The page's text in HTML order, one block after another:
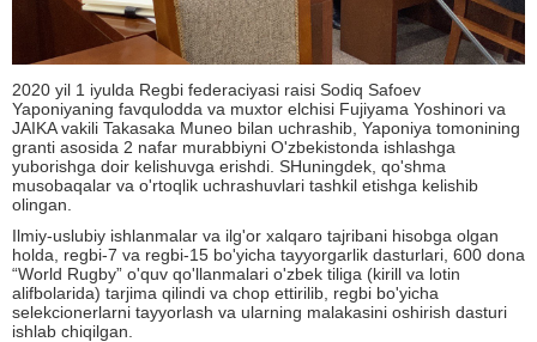
2020 yil 1 iyulda Regbi federaciyasi raisi Sodiq Safoev
Yaponiyaning favqulodda va muxtor elchisi Fujiyama Yoshinori va
JAIKA vakili Takasaka Muneo bilan uchrashib, Yaponiya tomonining
granti asosida 2 nafar murabbiyni O'zbekistonda ishlashga
yuborishga doir kelishuvga erishdi. SHuningdek, qo'shma
musobaqalar va o'rtoqlik uchrashuvlari tashkil etishga kelishib
olingan.
Ilmiy-uslubiy ishlanmalar va ilg'or xalqaro tajribani hisobga olgan
holda, regbi-7 va regbi-15 bo'yicha tayyorgarlik dasturlari, 600 dona
“World Rugby” o'quv qo'llanmalari o'zbek tiliga (kirill va lotin
alifbolarida) tarjima qilindi va chop ettirilib, regbi bo'yicha
selekcionerlarni tayyorlash va ularning malakasini oshirish dasturi
ishlab chiqilgan.